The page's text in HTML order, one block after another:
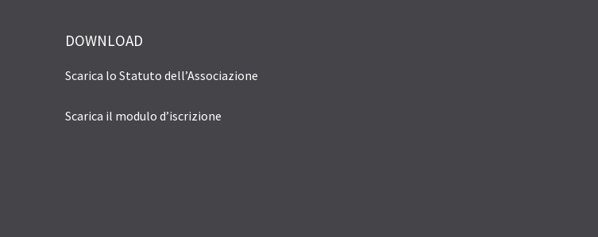
DOWNLOAD
Scarica lo Statuto dell’Associazione
Scarica il modulo d’iscrizione